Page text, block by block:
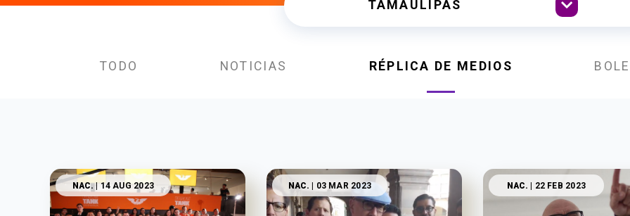
TODO NOTICIAS RÉPLICA DE MEDIOS
NAC.| 14 AUG 2023 NAC. | 03 MAR 2023 NAC. | 22 FEB 2023